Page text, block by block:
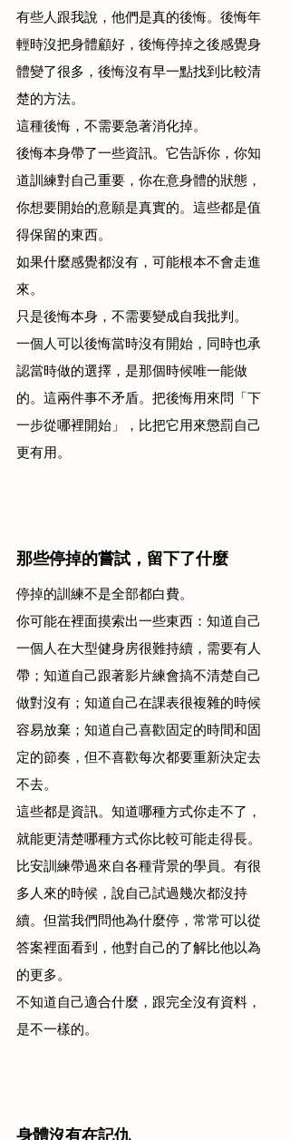
有些人跟我說，他們是真的後悔。後悔年
輕時沒把身體顧好，後悔停掉之後感覺身
體變了很多，後悔沒有早一點找到比較清
楚的方法。
這種後悔，不需要急著消化掉。
後悔本身帶了一些資訊。它告訴你，你知
道訓練對自己重要，你在意身體的狀態，
你想要開始的意願是真實的。這些都是值
得保留的東西。
如果什麼感覺都沒有，可能根本不會走進
來。
只是後悔本身，不需要變成自我批判。
一個人可以後悔當時沒有開始，同時也承
認當時做的選擇，是那個時候唯一能做
的。這兩件事不矛盾。把後悔用來問「下
一步從哪裡開始」，比把它用來懲罰自己
更有用。
那些停掉的嘗試，留下了什麼
停掉的訓練不是全部都白費。
你可能在裡面摸索出一些東西：知道自己
一個人在大型健身房很難持續，需要有人
帶；知道自己跟著影片練會搞不清楚自己
做對沒有；知道自己在課表很複雜的時候
容易放棄；知道自己喜歡固定的時間和固
定的節奏，但不喜歡每次都要重新決定去
不去。
這些都是資訊。知道哪種方式你走不了，
就能更清楚哪種方式你比較可能走得長。
比安訓練帶過來自各種背景的學員。有很
多人來的時候，說自己試過幾次都沒持
續。但當我們問他為什麼停，常常可以從
答案裡面看到，他對自己的了解比他以為
的更多。
不知道自己適合什麼，跟完全沒有資料，
是不一樣的。
身體沒有在記仇